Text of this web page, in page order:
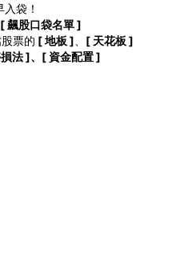
袋！
[ 飆股口袋名單 ]
票的 [ 地板 ]
[ 天花板 ]
法 ]、 [ 資金配置 ]